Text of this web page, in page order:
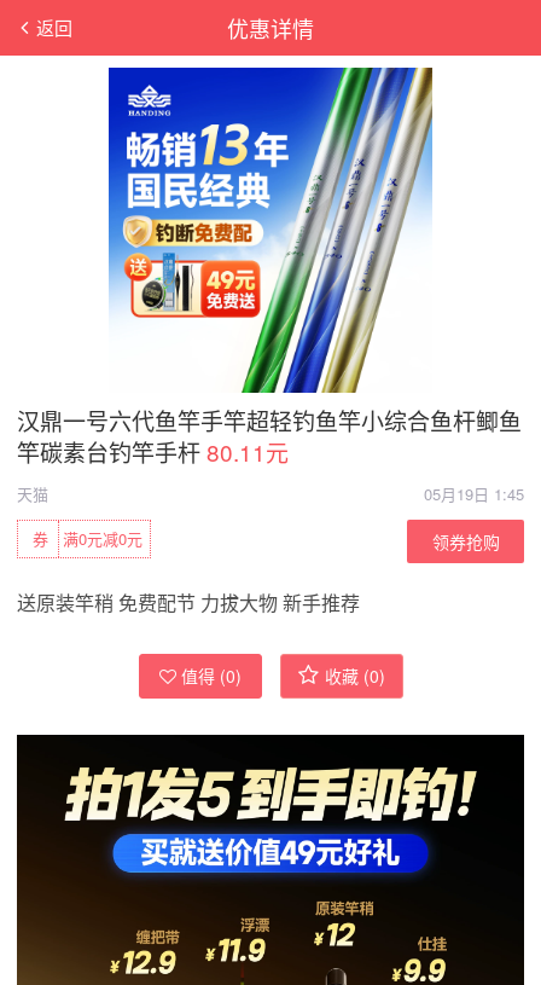
优惠详情
返回
汉鼎一号六代鱼竿手竿超轻钓鱼竿小综合鱼杆鲫鱼
竿碳素台钓竿手杆80.11元
天猫
05月19日 1:45
满0元减0元
券 领券抢购
送原装竿稍 免费配节 力拔大物 新手推荐
值得 (0) 收藏 (0)